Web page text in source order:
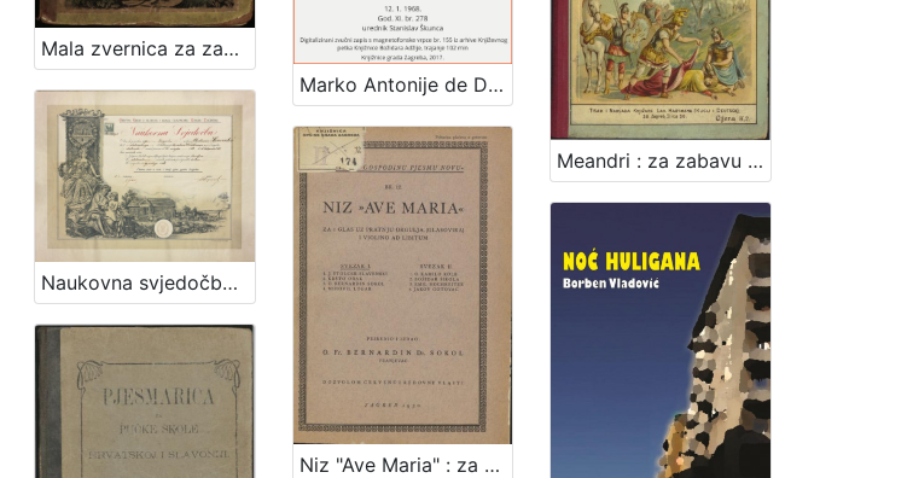
Mala zvernica za zabavu i pouku mladeži : s bojadisanim prema naravi nacertanimi slikami važnijim sisarah i dodanim tumačenjem
Marko Antonije de Dominis - život i pouka našem vremenu : Književni petak, 12. 1. 1968. / govori Ivan Supek ; urednik Stanislav Škunca
Meandri : za zabavu dobrim kevicama / napisala Jelica Belović-Bernadzikowska
Naukovna svjedočba / Obrtni sbor u slobod. i kralj. glavnomu gradu Zagrebu
Niz "Ave Maria" : za 1 glas uz pratnju orgulja, (glasovira) i violino ad libitum / priredio i izdao Bernardin Sokol